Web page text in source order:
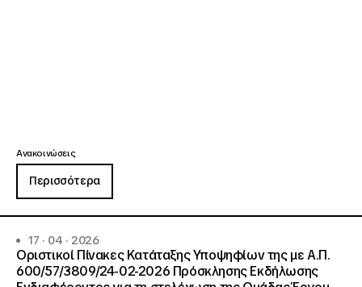
Ανακοινώσεις
Περισσότερα
17 · 04 · 2026
Οριστικοί Πίνακες Κατάταξης Υποψηφίων της με Α.Π.
600/57/3809/24-02-2026 Πρόσκλησης Εκδήλωσης